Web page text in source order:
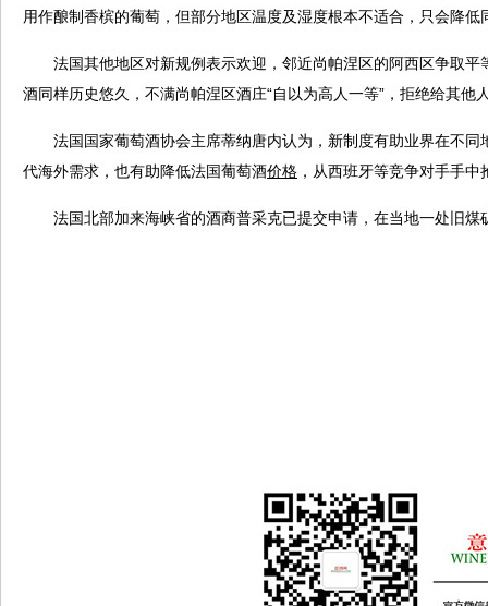
用作酿制香槟的葡萄，但部分地区温度及湿度根本不适合，只会降低
法国其他地区对新规例表示欢迎，邻近尚帕涅区的阿西区争取
酒同样历史悠久，不满尚帕涅区酒庄“自以为高人一等”，拒绝给其他
法国国家葡萄酒协会主席蒂纳唐内认为，新制度有助业界在不
代海外需求，也有助降低法国葡萄酒价格 ，从西班牙等竞争对手手中
法国北部加来海峡省的酒商普采克已提交申请，在当地一处旧